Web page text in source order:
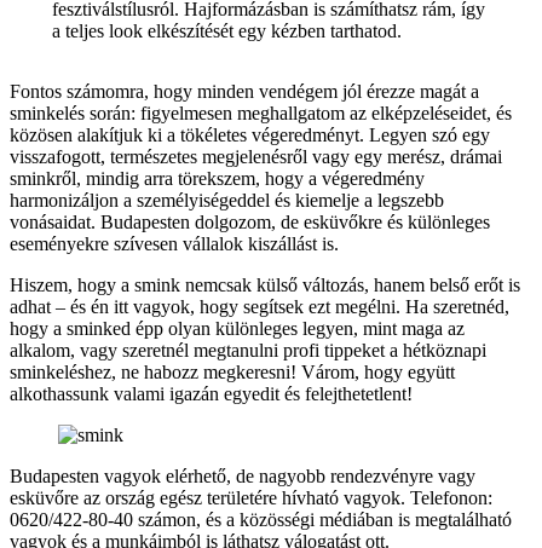
fesztiválstílusról. Hajformázásban is számíthatsz rám, így
a teljes look elkészítését egy kézben tarthatod.
Fontos számomra, hogy minden vendégem jól érezze magát a
sminkelés során: figyelmesen meghallgatom az elképzeléseidet, és
közösen alakítjuk ki a tökéletes végeredményt. Legyen szó egy
visszafogott, természetes megjelenésről vagy egy merész, drámai
sminkről, mindig arra törekszem, hogy a végeredmény
harmonizáljon a személyiségeddel és kiemelje a legszebb
vonásaidat. Budapesten dolgozom, de esküvőkre és különleges
eseményekre szívesen vállalok kiszállást is.
Hiszem, hogy a smink nemcsak külső változás, hanem belső erőt is
adhat – és én itt vagyok, hogy segítsek ezt megélni. Ha szeretnéd,
hogy a sminked épp olyan különleges legyen, mint maga az
alkalom, vagy szeretnél megtanulni profi tippeket a hétköznapi
sminkeléshez, ne habozz megkeresni! Várom, hogy együtt
alkothassunk valami igazán egyedit és felejthetetlent!
Budapesten vagyok elérhető, de nagyobb rendezvényre vagy
esküvőre az ország egész területére hívható vagyok. Telefonon:
0620/422-80-40 számon, és a közösségi médiában is megtalálható
vagyok és a munkáimból is láthatsz válogatást ott.